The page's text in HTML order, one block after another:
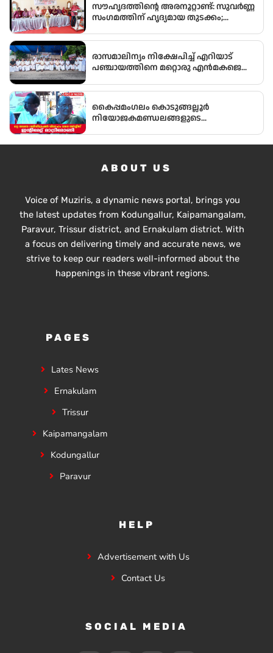
സൗഹൃദത്തിന്റെ അരനൂറ്റാണ്ട്: സുവർണ്ണ
സംഗമത്തിന് ഹൃദ്യമായ തുടക്കം;
നിർവ്വഹിച്ചു.
രാസമാലിന്യം നിക്ഷേപിച്ച് എറിയാട്
പഞ്ചായത്തിനെ മറ്റൊരു എൻമകജെ
ടി എൻ പ്രതാപൻ
കൈപ്പമംഗലം കൊടുങ്ങല്ലൂർ
നിയോജകമണ്ഡലങ്ങളുടെ
ABOUT US
Voice of Muziris, a dynamic news portal, brings you
the latest updates from Kodungallur, Kaipamangalam,
Paravur, Trissur district, and Ernakulam district. With
a focus on delivering timely and accurate news, we
strive to keep our readers well-informed about the
happenings in these vibrant regions.
PAGES
Lates News
Ernakulam
Trissur
Kaipamangalam
Kodungallur
Paravur
HELP
Advertisement with Us
Contact Us
SOCIAL MEDIA